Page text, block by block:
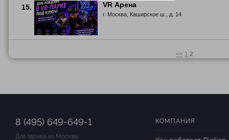
15. VR Арена
г. Москва, Каширское ш., д. 14
<< 1 2
8 (495) 649-649-1
Для звонка из Москвы
КОМПАНИЯ